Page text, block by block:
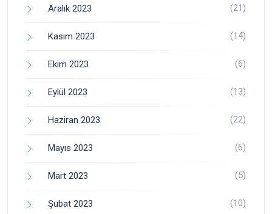
Aralık 2023 (21)
Kasım 2023 (14)
Ekim 2023 (6)
Eylül 2023 (13)
Haziran 2023 (22)
Mayıs 2023 (6)
Mart 2023 (5)
Şubat 2023 (10)